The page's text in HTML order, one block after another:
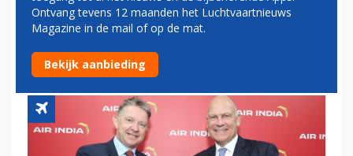
ICELANDAIR GAAT VIA
SCHIPHOL DE INDIASE
MARKT OP
Ontvang tevens 12 maanden het Luchtvaartnieuws
Magazine in de mail of op de mat.
Bekijk aanbieding